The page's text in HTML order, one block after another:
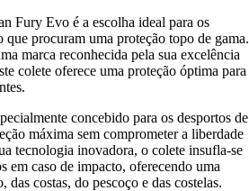
Fury Evo é a escolha ideal para os
que procuram uma proteção topo de gama.
marca reconhecida pela sua excelência
colete oferece uma proteção óptima para
concebido para os desportos de
máxima sem comprometer a liberdade
tecnologia inovadora, o colete insufla-se
em caso de impacto, oferecendo uma
das costas, do pescoço e das costelas.